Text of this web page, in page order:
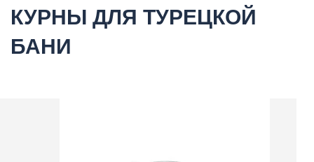
КУРНЫ ДЛЯ ТУРЕЦКОЙ
БАНИ